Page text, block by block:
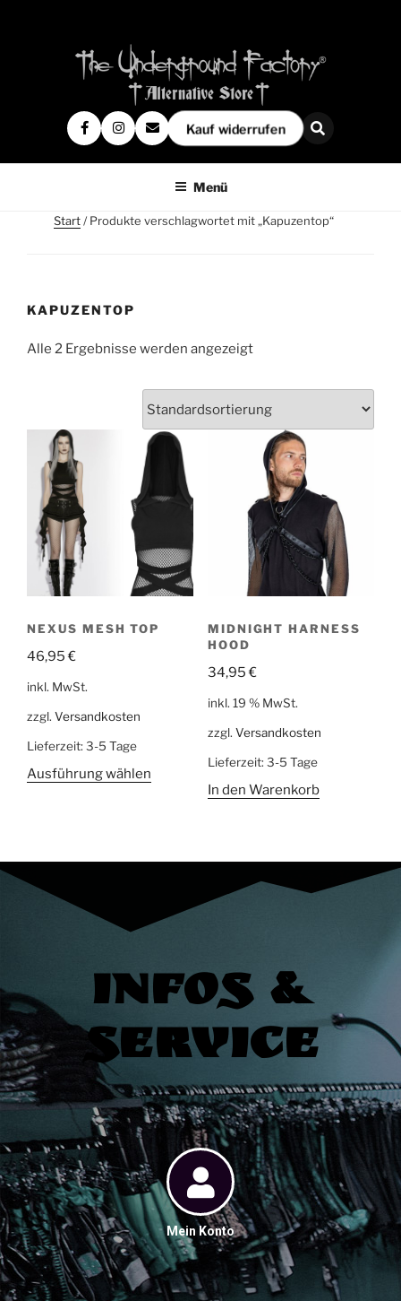
Kauf widerrufen
Menü
Start/ Produkte verschlagwortet mit „Kapuzentop“
KAPUZENTOP
Alle 2 Ergebnisse werden angezeigt
NEXUS MESH TOP
46,95€
inkl. MwSt.
zzgl. Versandkosten
Lieferzeit: 3-5 Tage
Ausführung wählen
MIDNIGHT HARNESS
HOOD
34,95€
inkl. 19 % MwSt.
zzgl. Versandkosten
Lieferzeit: 3-5 Tage
In den Warenkorb
Infos &
Service
Mein Konto